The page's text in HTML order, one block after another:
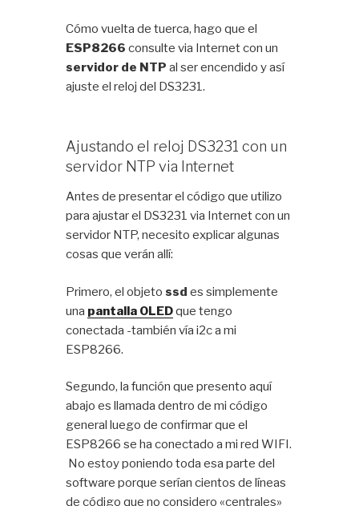
Cómo vuelta de tuerca, hago que el
ESP8266 consulte via Internet con un
servidor de NTP al ser encendido y así
ajuste el reloj del DS3231.
Ajustando el reloj DS3231 con un
servidor NTP via Internet
Antes de presentar el código que utilizo
para ajustar el DS3231 via Internet con un
servidor NTP, necesito explicar algunas
cosas que verán allí:
Primero, el objetossd es simplemente
una pantalla OLEDque tengo
conectada -también vía i2c a mi
ESP8266.
Segundo, la función que presento aquí
abajo es llamada dentro de mi código
general luego de confirmar que el
ESP8266 se ha conectado a mi red WIFI.
No estoy poniendo toda esa parte del
software porque serían cientos de líneas
de código que no considero «centrales»